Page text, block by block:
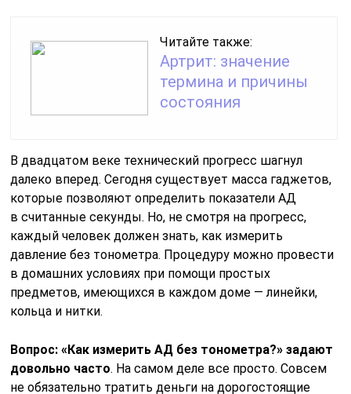
Читайте также:
Артрит: значение
термина и причины
состояния
В двадцатом веке технический прогресс шагнул
далеко вперед. Сегодня существует масса гаджетов,
которые позволяют определить показатели АД
в считанные секунды. Но, не смотря на прогресс,
каждый человек должен знать, как измерить
давление без тонометра. Процедуру можно провести
в домашних условиях при помощи простых
предметов, имеющихся в каждом доме — линейки,
кольца и нитки.
Вопрос: «Как измерить АД без тонометра?» задают
довольно часто. На самом деле все просто. Совсем
не обязательно тратить деньги на дорогостоящие